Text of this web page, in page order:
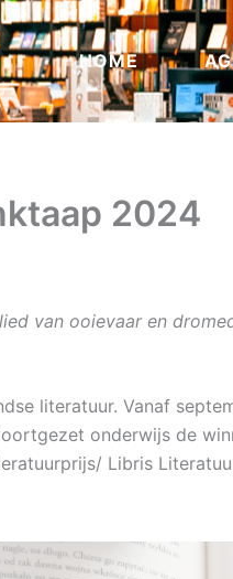
HOME
2024
van ooievaar en
literatuur. Vanaf
onderwijs de
Libris